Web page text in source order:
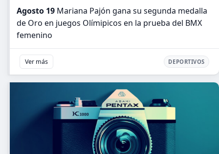
Agosto 19 Mariana Pajón gana su segunda medalla
de Oro en juegos Olímipicos en la prueba del BMX
femenino
Ver más DEPORTIVOS